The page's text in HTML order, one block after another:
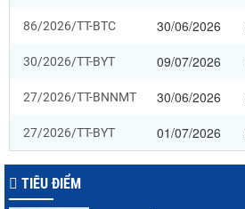
86/2026/TT-BTC 30/06/2026
30/2026/TT-BYT 09/07/2026
27/2026/TT-BNNMT 30/06/2026
27/2026/TT-BYT 01/07/2026
TIÊU ĐIỂM